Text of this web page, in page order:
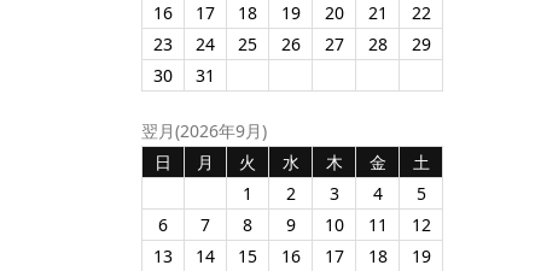
16
17 18 19 20 21
22
23
24 25 26 27 28
29
30
31
翌月(2026年9月)
日
月 火 水 木 金
土
1
2 3 4
5
6
7 8 9 10 11
12
13
14 15 16 17 18 19